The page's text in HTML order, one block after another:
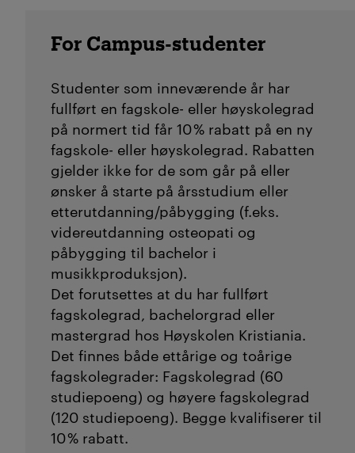
kan du i flere tilfeller søke
innpass på 2. året av en
treårig bachelor. Du kan lese
mer om dette på de ulike
studieprogramsidene –se
alle våre bachelorgrader
her.
Fra bachelor til fagskole:
Hvis du allerede har en
bachelorgrad, kan et
fagskolestudium gi deg
enda mer praktisk erfaring
som gjør at du skiller deg ut
på arbeidsmarkedet.Les
mer om våre
fagskoleutdanninger her
For Campus-studenter
Studenter som inneværende år har
fullført en fagskole- eller høyskolegrad
på normert tid får 10 % rabatt på en ny
fagskole- eller høyskolegrad. Rabatten
gjelder ikke for de som går på eller
ønsker å starte på årsstudium eller
etterutdanning/påbygging (f.eks.
videreutdanning osteopati og
påbygging til bachelor i
musikkproduksjon).
Det forutsettes at du har fullført
fagskolegrad, bachelorgrad eller
mastergrad hos Høyskolen Kristiania.
Det finnes både ettårige og toårige
fagskolegrader: Fagskolegrad (60
studiepoeng) og høyere fagskolegrad
(120 studiepoeng). Begge kvalifiserer til
10 % rabatt.